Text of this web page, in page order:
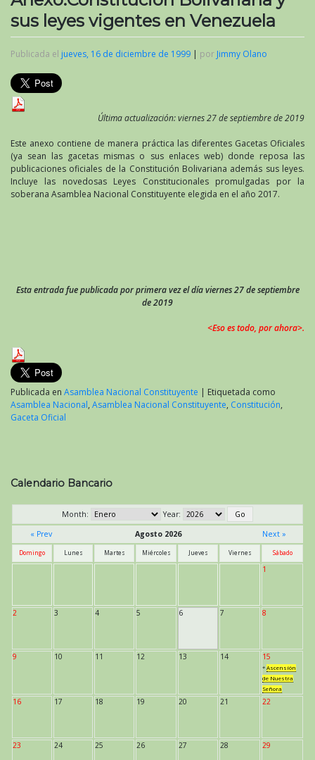
sus leyes vigentes en Venezuela
Publicada el jueves, 16 de diciembre de 1999 | por Jimmy Olano
Última actualización: viernes 27 de septiembre de 2019
Este anexo contiene de manera práctica las diferentes Gacetas Oficiales
(ya sean las gacetas mismas o sus enlaces web) donde reposa las
publicaciones oficiales de la Constitución Bolivariana además sus leyes.
Incluye las novedosas Leyes Constitucionales promulgadas por la
soberana Asamblea Nacional Constituyente elegida en el año 2017.
Esta entrada fue publicada por primera vez el día viernes 27 de septiembre
de 2019
<Eso es todo, por ahora>.
Publicada en Asamblea Nacional Constituyente | Etiquetada como
Asamblea Nacional, Asamblea Nacional Constituyente, Constitución,
Gaceta Oficial
Calendario Bancario
Month:
Year:
« Prev
Agosto 2026 Next »
Domingo Lunes Martes Miércoles Jueves Viernes Sábado
1
2 3 4 5 6 7 8
9 10 11 12 13 14 15
* Ascensión
de Nuestra
Señora
16 17 18 19 20 21 22
23 24 25 26 27 28 29